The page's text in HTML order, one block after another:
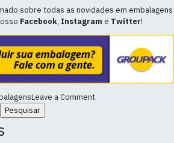
sobre todas as novidades em embalagens
Facebook, Instagram e Twitter!
Leave a Commenton